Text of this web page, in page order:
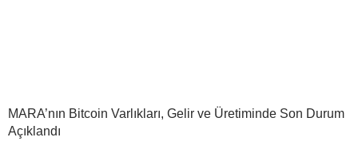
MARA’nın Bitcoin Varlıkları, Gelir ve Üretiminde Son Durum
Açıklandı